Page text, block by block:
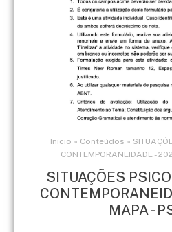
Início » Conteúdos »
CONTEMPORANEIDADE -
SITUAÇÕES
MAPA -